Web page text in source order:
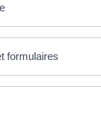
formulaires